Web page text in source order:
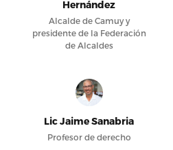
Hernández
Alcalde de Camuy y
presidente de la Federación
de Alcaldes
Lic Jaime Sanabria
Profesor de derecho